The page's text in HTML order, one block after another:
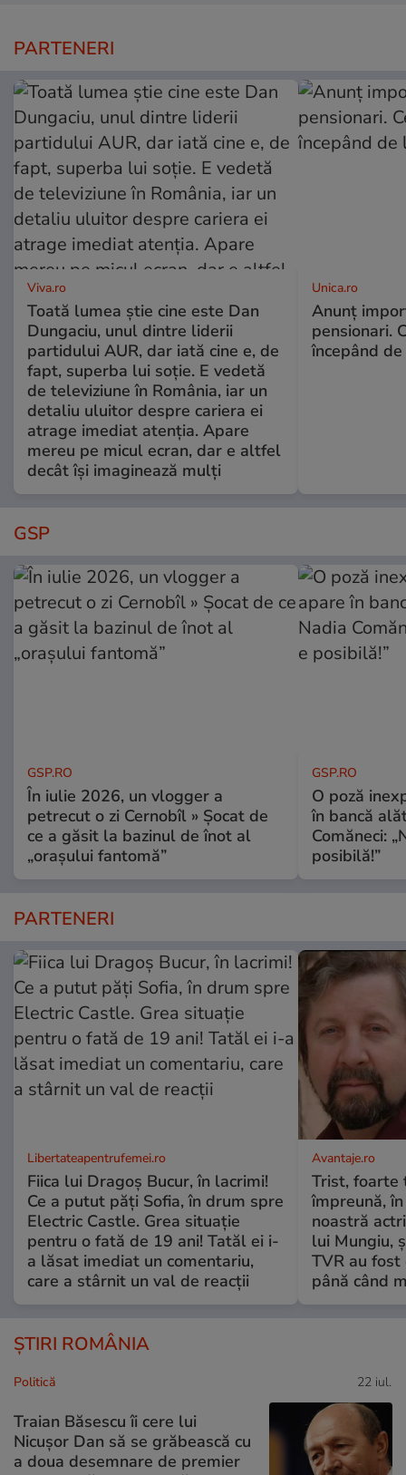
PARTENERI
Viva.ro
Toată lumea știe cine este Dan
Dungaciu, unul dintre liderii
partidului AUR, dar iată cine e, de
fapt, superba lui soție. E vedetă
de televiziune în România, iar un
detaliu uluitor despre cariera ei
atrage imediat atenția. Apare
mereu pe micul ecran, dar e altfel
decât își imaginează mulți
Unica.ro
Anunț
pensionari.
începând
GSP
GSP.RO
În iulie 2026, un vlogger a
petrecut o zi Cernobîl » Șocat de
ce a găsit la bazinul de înot al
„orașului fantomă”
GSP.RO
O poză
în bancă
Comăneci:
posibilă!”
PARTENERI
Libertateapentrufemei.ro
Fiica lui Dragoș Bucur, în lacrimi!
Ce a putut păți Sofia, în drum spre
Electric Castle. Grea situație
pentru o fată de 19 ani! Tatăl ei i-
a lăsat imediat un comentariu,
care a stârnit un val de reacții
Avantaje.ro
Trist, foarte
împreună,
noastră
lui Mungiu,
TVR au
până când
ȘTIRI ROMÂNIA
Politică 22 iul.
Traian Băsescu îi cere lui
Nicușor Dan să se grăbească cu
a doua desemnare de premier